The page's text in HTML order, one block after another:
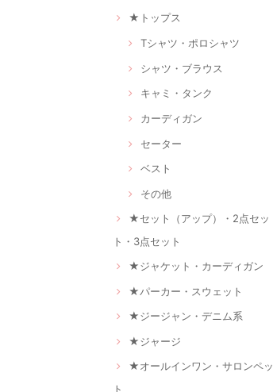
★トップス
Tシャツ・ポロシャツ
シャツ・ブラウス
キャミ・タンク
カーディガン
セーター
ベスト
その他
★セット（アップ）・2点セッ
ト・3点セット
★ジャケット・カーディガン
★パーカー・スウェット
★ジージャン・デニム系
★ジャージ
★オールインワン・サロンペッ
ト